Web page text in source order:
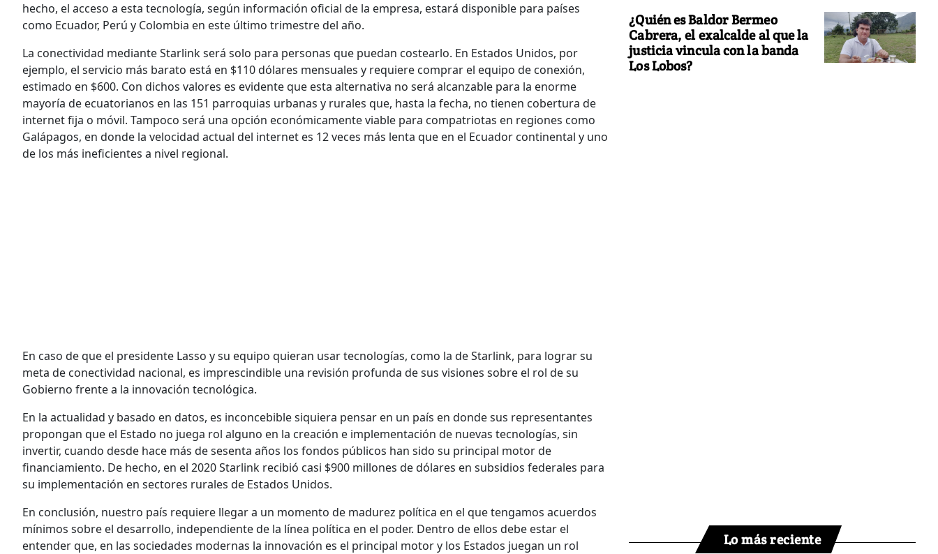
hecho, el acceso a esta tecnología, según información oficial de la empresa, estará disponible para países
como Ecuador, Perú y Colombia en este último trimestre del año.
La conectividad mediante Starlink será solo para personas que puedan costearlo. En Estados Unidos, por
ejemplo, el servicio más barato está en $110 dólares mensuales y requiere comprar el equipo de conexión,
estimado en $600. Con dichos valores es evidente que esta alternativa no será alcanzable para la enorme
mayoría de ecuatorianos en las 151 parroquias urbanas y rurales que, hasta la fecha, no tienen cobertura de
internet fija o móvil. Tampoco será una opción económicamente viable para compatriotas en regiones como
Galápagos, en donde la velocidad actual del internet es 12 veces más lenta que en el Ecuador continental y uno
de los más ineficientes a nivel regional.
En caso de que el presidente Lasso y su equipo quieran usar tecnologías, como la de Starlink, para lograr su
meta de conectividad nacional, es imprescindible una revisión profunda de sus visiones sobre el rol de su
Gobierno frente a la innovación tecnológica.
En la actualidad y basado en datos, es inconcebible siquiera pensar en un país en donde sus representantes
propongan que el Estado no juega rol alguno en la creación e implementación de nuevas tecnologías, sin
invertir, cuando desde hace más de sesenta años los fondos públicos han sido su principal motor de
financiamiento. De hecho, en el 2020 Starlink recibió casi $900 millones de dólares en subsidios federales para
su implementación en sectores rurales de Estados Unidos.
En conclusión, nuestro país requiere llegar a un momento de madurez política en el que tengamos acuerdos
mínimos sobre el desarrollo, independiente de la línea política en el poder. Dentro de ellos debe estar el
entender que, en las sociedades modernas la innovación es el principal motor y los Estados juegan un rol
¿Quién es Baldor Bermeo
Cabrera, el exalcalde al que la
justicia vincula con la banda
Los Lobos?
Lo más reciente